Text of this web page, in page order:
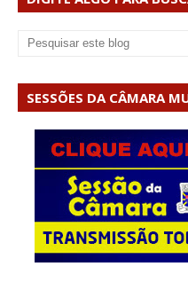
SESSÕES DA CÂMARA